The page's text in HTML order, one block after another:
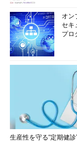
オン
セキ
プロ
生産性を守る“定期健診